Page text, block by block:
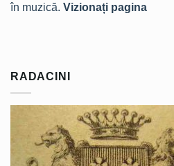
în muzică. Vizionați pagina
RADACINI